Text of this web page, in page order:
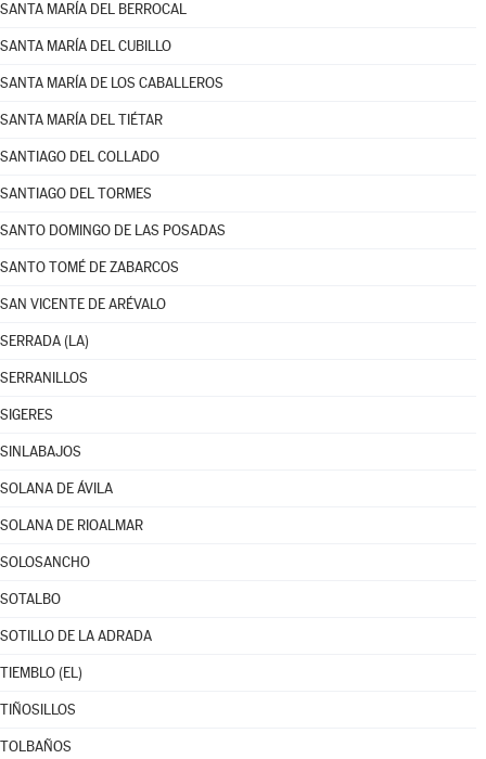
SANTA MARÍA DEL BERROCAL
SANTA MARÍA DEL CUBILLO
SANTA MARÍA DE LOS CABALLEROS
SANTA MARÍA DEL TIÉTAR
SANTIAGO DEL COLLADO
SANTIAGO DEL TORMES
SANTO DOMINGO DE LAS POSADAS
SANTO TOMÉ DE ZABARCOS
SAN VICENTE DE ARÉVALO
SERRADA (LA)
SERRANILLOS
SIGERES
SINLABAJOS
SOLANA DE ÁVILA
SOLANA DE RIOALMAR
SOLOSANCHO
SOTALBO
SOTILLO DE LA ADRADA
TIEMBLO (EL)
TIÑOSILLOS
TOLBAÑOS